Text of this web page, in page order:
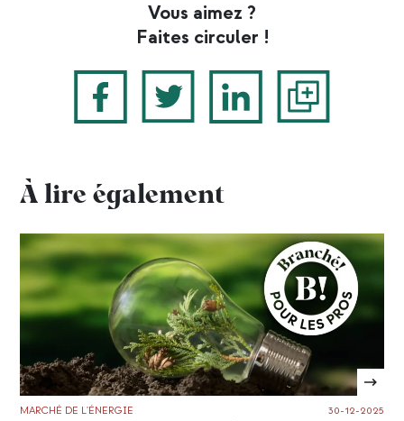
Vous aimez ?
Faites circuler !
À lire également
MARCHÉ DE L'ÉNERGIE 30-12-2025